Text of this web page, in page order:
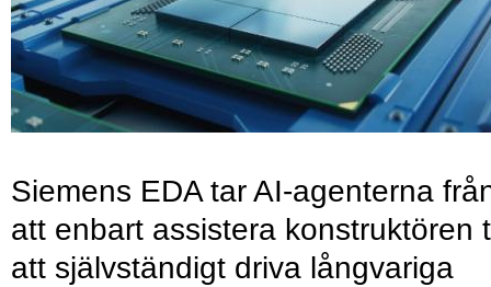
Siemens EDA tar AI-agenterna
att enbart assistera konstruktören
att självständigt driva långvariga